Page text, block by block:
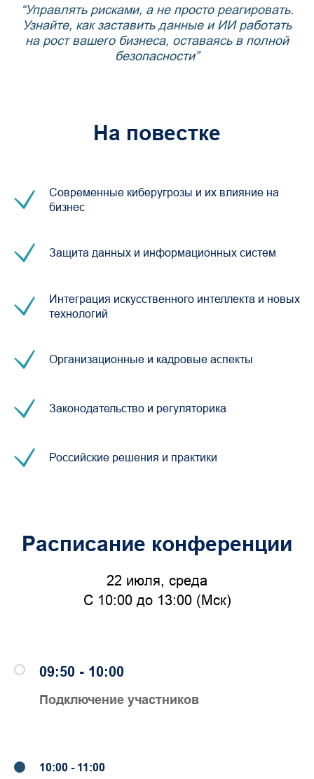
“Управлять рисками, а не просто реагировать.
Узнайте, как заставить данные и ИИ работать
на рост вашего бизнеса, оставаясь в полной
безопасности”
На повестке
Современные киберугрозы и их влияние на
бизнес
Защита данных и информационных систем
Интеграция искусственного интеллекта и новых
технологий
Организационные и кадровые аспекты
Законодательство и регуляторика
Российские решения и практики
Расписание конференции
22 июля, среда
С 10:00 до 13:00 (Мск)
09:50 - 10:00
Подключение участников
10:00 - 11:00